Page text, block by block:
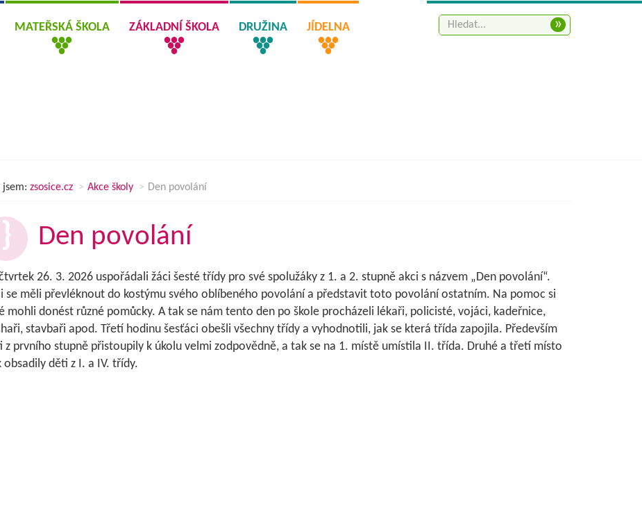
MATEŘSKÁ ŠKOLA ZÁKLADNÍ ŠKOLA DRUŽINA JÍDELNA »
jsem: zsosice.cz Akce školy Den povolání
Den povolání
26. 3. 2026 uspořádali žáci šesté třídy pro své spolužáky z 1. a 2. stupně akci s názvem „Den povolání“.
se měli převléknout do kostýmu svého oblíbeného povolání a představit toto povolání ostatním. Na pomoc si
mohli donést různé pomůcky. A tak se nám tento den po škole procházeli lékaři, policisté, vojáci, kadeřnice,
stavbaři apod. Třetí hodinu šesťáci obešli všechny třídy a vyhodnotili, jak se která třída zapojila. Především
z prvního stupně přistoupily k úkolu velmi zodpovědně, a tak se na 1. místě umístila II. třída. Druhé a třetí místo
obsadily děti z I. a IV. třídy.